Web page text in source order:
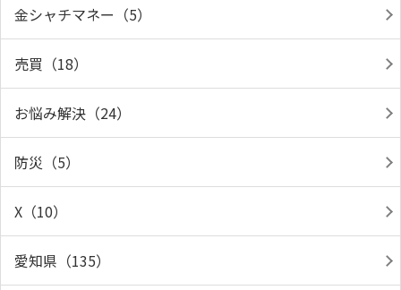
金シャチマネー（5）
売買（18）
お悩み解決（24）
防災（5）
X（10）
愛知県（135）